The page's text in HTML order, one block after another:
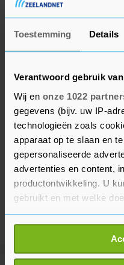
Toestemming Details
Verantwoord gebruik
Wij en onze 1022
gegevens (bijv. uw IP-
technologieën zoals
apparaat op te slaan en
gepersonaliseerde
advertenties en content,
productontwikkeling. U
gebruikt en met welke
Als u het toestaat, willen
Informatie
locatie, die tot een
stromen.